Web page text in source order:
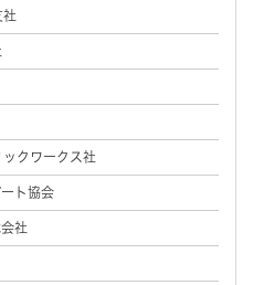
クワークス社
ト協会
社